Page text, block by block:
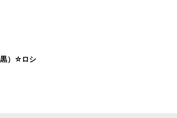
黒）☆ロシ